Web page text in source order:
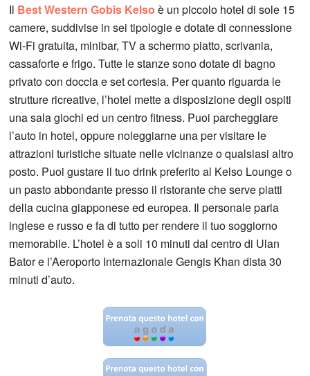
Il Best Western Gobis Kelso è un piccolo hotel di sole 15
camere, suddivise in sei tipologie e dotate di connessione
Wi-Fi gratuita, minibar, TV a schermo piatto, scrivania,
cassaforte e frigo. Tutte le stanze sono dotate di bagno
privato con doccia e set cortesia. Per quanto riguarda le
strutture ricreative, l’hotel mette a disposizione degli ospiti
una sala giochi ed un centro fitness. Puoi parcheggiare
l’auto in hotel, oppure noleggiarne una per visitare le
attrazioni turistiche situate nelle vicinanze o qualsiasi altro
posto. Puoi gustare il tuo drink preferito al Kelso Lounge o
un pasto abbondante presso il ristorante che serve piatti
della cucina giapponese ed europea. Il personale parla
inglese e russo e fa di tutto per rendere il tuo soggiorno
memorabile. L’hotel è a soli 10 minuti dal centro di Ulan
Bator e l’Aeroporto Internazionale Gengis Khan dista 30
minuti d’auto.